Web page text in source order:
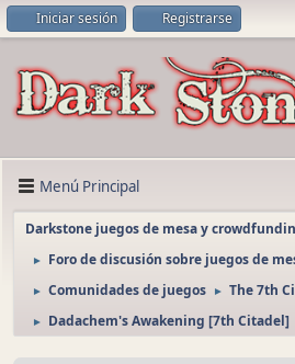
Iniciar sesión Registrarse
Menú Principal
Darkstone juegos de mesa y
► Foro de discusión sobre juegos de
► Comunidades de juegos ► The 7th
► Dadachem's Awakening [7th Citadel]